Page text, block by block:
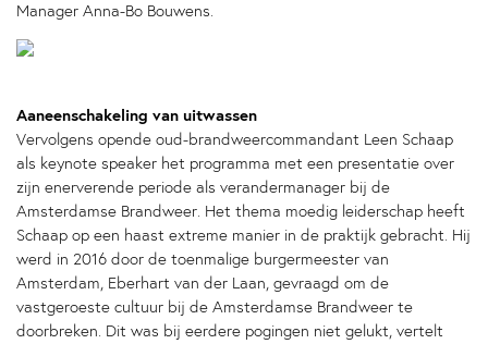
Manager Anna-Bo Bouwens.
Aaneenschakeling van uitwassen
Vervolgens opende oud-brandweercommandant Leen Schaap
als keynote speaker het programma met een presentatie over
zijn enerverende periode als verandermanager bij de
Amsterdamse Brandweer. Het thema moedig leiderschap heeft
Schaap op een haast extreme manier in de praktijk gebracht. Hij
werd in 2016 door de toenmalige burgermeester van
Amsterdam, Eberhart van der Laan, gevraagd om de
vastgeroeste cultuur bij de Amsterdamse Brandweer te
doorbreken. Dit was bij eerdere pogingen niet gelukt, vertelt